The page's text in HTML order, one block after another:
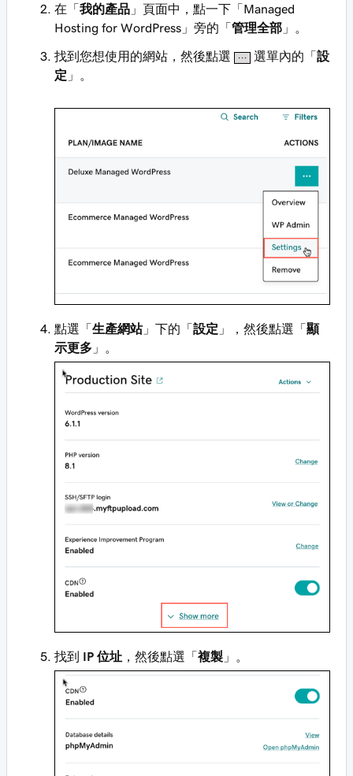
在「 我的產品 」頁面中，點一下「Managed
Hosting for WordPress」旁的「 管理全部 」。
找到您想使用的網站，然後點選 選單內的「設
定 」。
點選「 生產網站」下的「 設定 」，然後點選「 顯
示更多 」。
找到 IP 位址 ，然後點選「 複製 」。